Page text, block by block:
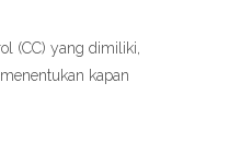
(CC) yang dimiliki,
kapan